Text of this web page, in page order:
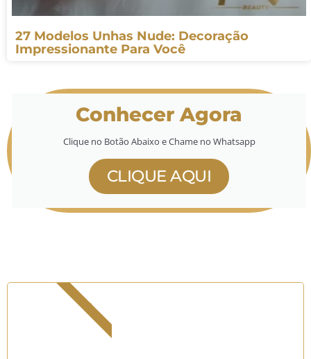
27 Modelos Unhas Nude: Decoração
Impressionante Para Você
Conhecer Agora
Clique no Botão Abaixo e Chame no Whatsapp
CLIQUE AQUI
GRÁTIS